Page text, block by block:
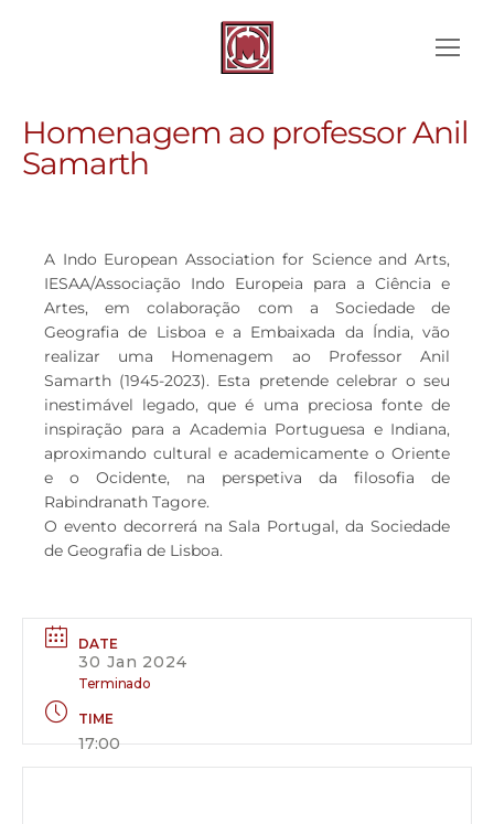
Homenagem ao professor Anil
Samarth
A Indo European Association for Science and Arts,
IESAA/Associação Indo Europeia para a Ciência e
Artes, em colaboração com a Sociedade de
Geografia de Lisboa e a Embaixada da Índia, vão
realizar uma Homenagem ao Professor Anil
Samarth (1945-2023). Esta pretende celebrar o seu
inestimável legado, que é uma preciosa fonte de
inspiração para a Academia Portuguesa e Indiana,
aproximando cultural e academicamente o Oriente
e o Ocidente, na perspetiva da filosofia de
Rabindranath Tagore.
O evento decorrerá na Sala Portugal, da Sociedade
de Geografia de Lisboa.
DATE
30 Jan 2024
Terminado
TIME
17:00